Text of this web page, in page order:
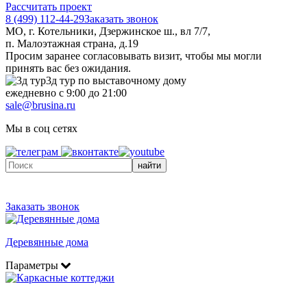
Рассчитать проект
8 (499) 112-44-29Заказать звонок
МО, г. Котельники, Дзержинское ш., вл 7/7,
п. Малоэтажная страна, д.19
Просим заранее согласовывать визит, чтобы мы могли
принять вас без ожидания.
3д тур по выставочному дому
ежедневно с 9:00 до 21:00
sale@brusina.ru
Мы в соц сетях
найти
Заказать звонок
Деревянные дома
Параметры